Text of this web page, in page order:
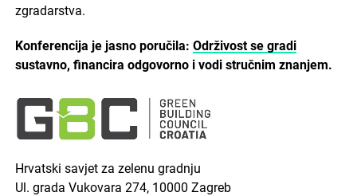
zgradarstva.
Konferencija je jasno poručila: Održivost se gradi
sustavno, financira odgovorno i vodi stručnim znanjem.
Hrvatski savjet za zelenu gradnju
Ul. grada Vukovara 274, 10000 Zagreb